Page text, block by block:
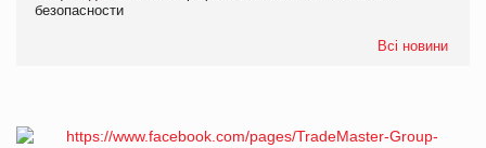
безопасности
Всі новини